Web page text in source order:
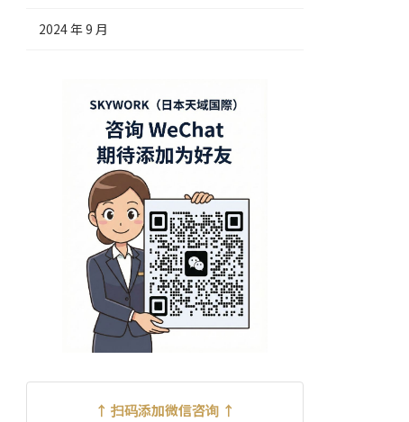
2024 年 9 月
↑ 扫码添加微信咨询 ↑